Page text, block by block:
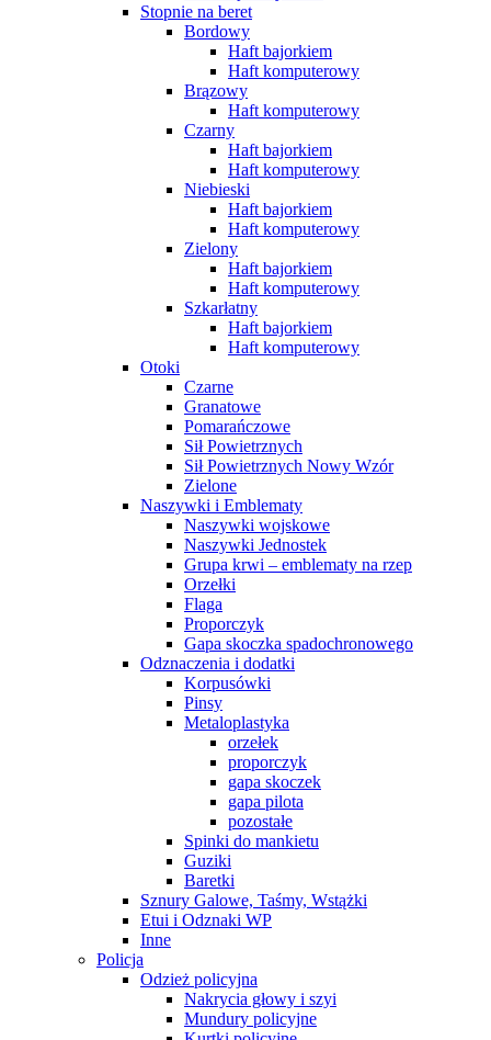
Stopnie na beret
Bordowy
Haft bajorkiem
Haft komputerowy
Brązowy
Haft komputerowy
Czarny
Haft bajorkiem
Haft komputerowy
Niebieski
Haft bajorkiem
Haft komputerowy
Zielony
Haft bajorkiem
Haft komputerowy
Szkarłatny
Haft bajorkiem
Haft komputerowy
Otoki
Czarne
Granatowe
Pomarańczowe
Sił Powietrznych
Sił Powietrznych Nowy Wzór
Zielone
Naszywki i Emblematy
Naszywki wojskowe
Naszywki Jednostek
Grupa krwi – emblematy na rzep
Orzełki
Flaga
Proporczyk
Gapa skoczka spadochronowego
Odznaczenia i dodatki
Korpusówki
Pinsy
Metaloplastyka
orzełek
proporczyk
gapa skoczek
gapa pilota
pozostałe
Spinki do mankietu
Guziki
Baretki
Sznury Galowe, Taśmy, Wstążki
Etui i Odznaki WP
Inne
Policja
Odzież policyjna
Nakrycia głowy i szyi
Mundury policyjne